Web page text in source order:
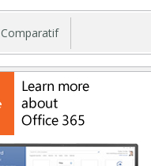
Comparatif